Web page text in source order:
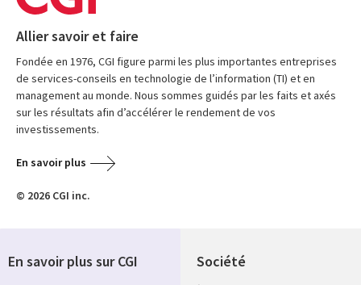
Allier savoir et faire
Fondée en 1976, CGI figure parmi les plus importantes entreprises
de services-conseils en technologie de l’information (TI) et en
management au monde. Nous sommes guidés par les faits et axés
sur les résultats afin d’accélérer le rendement de vos
investissements.
En savoir plus
© 2026 CGI inc.
Société
En savoir plus sur CGI